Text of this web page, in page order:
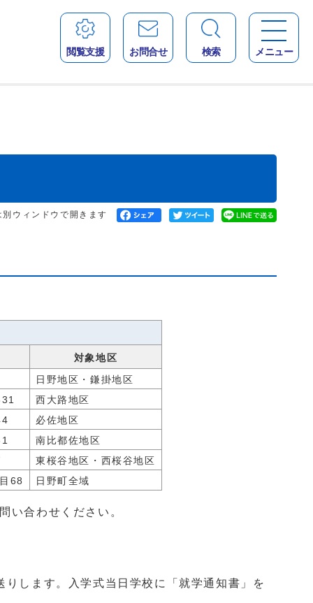
閲覧支援 お問合せ 検索 メニュー
ウィンドウで開きます
対象地区
日野地区・鎌掛地区
西大路地区
必佐地区
南比都佐地区
東桜谷地区・西桜谷地区
68
日野町全域
い合わせください。
します。入学式当日学校に「就学通知書」を